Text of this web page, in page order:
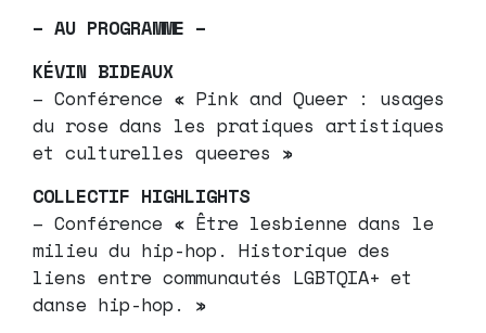
– AU PROGRAMME –
KÉVIN BIDEAUX
– Conférence « Pink and Queer : usages
du rose dans les pratiques artistiques
et culturelles queeres »
COLLECTIF HIGHLIGHTS
– Conférence « Être lesbienne dans le
milieu du hip-hop. Historique des
liens entre communautés LGBTQIA+ et
danse hip-hop. »